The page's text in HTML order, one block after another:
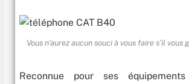
Vous n’aurez aucun souci à vous faire s’il vous
Reconnue pour ses